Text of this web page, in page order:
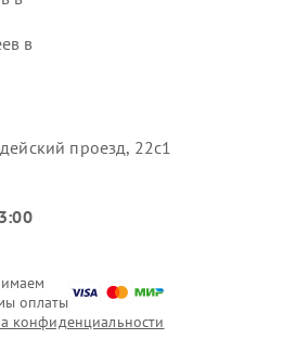
оплаты
в
проезд, 22с1
конфиденциальности